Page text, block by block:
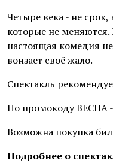
Четыре века - не
которые не
настоящая комедия
вонзает своё жало.
Спектакль
По промокоду ВЕСНА -
Возможна покупка
Подробнее о